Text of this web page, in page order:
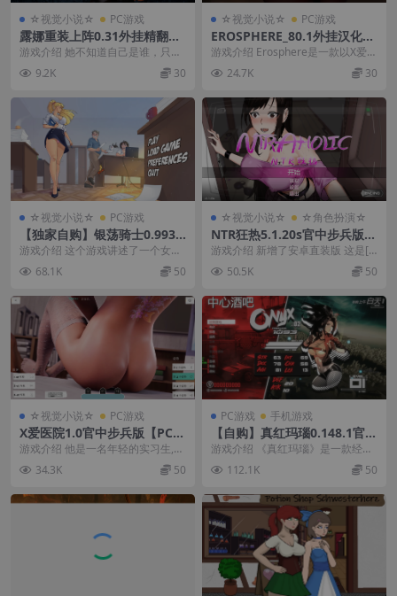
☆视觉小说☆ PC游戏
露娜重装上阵0.31外挂精翻汉
化版【PC+安卓+欧美精品SL
G/中世纪】/Luna Reloaded
【8.72G】
游戏介绍 她不知道自己是谁，只知
道自己的名字：露娜。 她不知道自
己是怎么来到这片...
9.2K 30
☆视觉小说☆ PC游戏
EROSPHERE_80.1外挂汉化版
【PC+安卓模拟器+卡通风SL
G】/Erosphere【2.52G】
游戏介绍 Erosphere是一款以X爱为
主题的科幻视觉小说游戏，采用点
击式冒险...
24.7K 30
☆视觉小说☆ PC游戏
【独家自购】银荡骑士0.993
官中步兵版【PC+安卓+欧美S
LG/凌辱/堕落/精品沙盒+画廊
全开】/The Lewd Knight【1
游戏介绍 这个游戏讲述了一个女
孩，她只希望永远清除她所在城市
的犯罪。 为了做到这...
68.1K 50
☆视觉小说☆ ☆角色扮演☆
NTR狂热5.1.20s官中步兵版
【PC+新安卓+日系精品SLG/
NTR+全CG存档】/Ntraholic
【6.04G】
游戏介绍 新增了安卓直装版 这是[Ti
ramisu]大佬开发制作的一款牛头人
互动...50.5K 50
☆视觉小说☆ PC游戏
X爱医院1.0官中步兵版【PC
+安卓模拟器+欧美SLG/精品沙
盒/后宫/全动态】/SEX Hospi
tal【4.5G】【会员点菜】
游戏介绍 他是一名年轻的实习生,刚
刚踏入一家著名医院的大门。 在努
力兼顾患者护理...
34.3K 50
PC游戏 手机游戏
【自购】真红玛瑙0.148.1官中
步兵版【PC+安卓模拟器+ACT
神作+存档+作弊】/纯净的红
玛瑙/Pure Onyx【3.65G】
游戏介绍 《真红玛瑙》是一款经典
的清版动作游戏，融合了角色扮演
元素，设定在我们的...
112.1K 50